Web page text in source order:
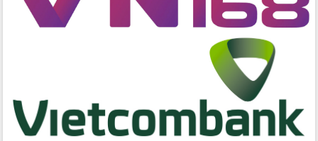
Tập trung giải phóng mặt bằng, đẩy
nhanh tiến độ Tuyến đường bộ ven
UBND tỉnh Đắk Lắk tổng kết công tác
quốc phòng, quân sự địa phương năm
2025